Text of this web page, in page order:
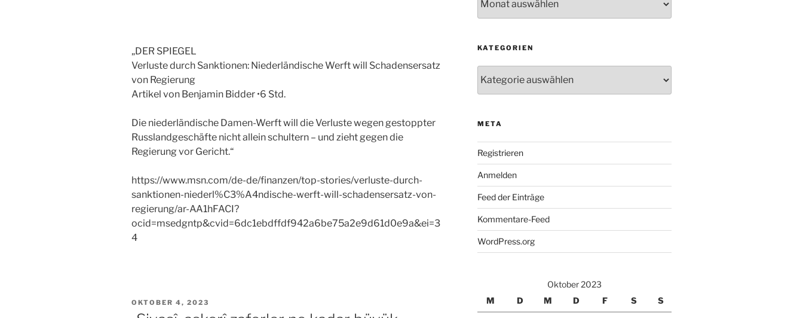
„DER SPIEGEL
Verluste durch Sanktionen: Niederländische Werft will Schadensersatz
von Regierung
Artikel von Benjamin Bidder •6 Std.
Die niederländische Damen-Werft will die Verluste wegen gestoppter
Russlandgeschäfte nicht allein schultern – und zieht gegen die
Regierung vor Gericht.“
https://www.msn.com/de-de/finanzen/top-stories/verluste-durch-
sanktionen-niederl%C3%A4ndische-werft-will-schadensersatz-von-
regierung/ar-AA1hFACI?
ocid=msedgntp&cvid=6dc1ebdffdf942a6be75a2e9d61d0e9a&ei=3
4
VERÖFFENTLICHT
OKTOBER 4, 2023
KATEGORIEN
META
Registrieren
Anmelden
Feed der Einträge
Kommentare-Feed
WordPress.org
Oktober 2023
M
D M D F S S